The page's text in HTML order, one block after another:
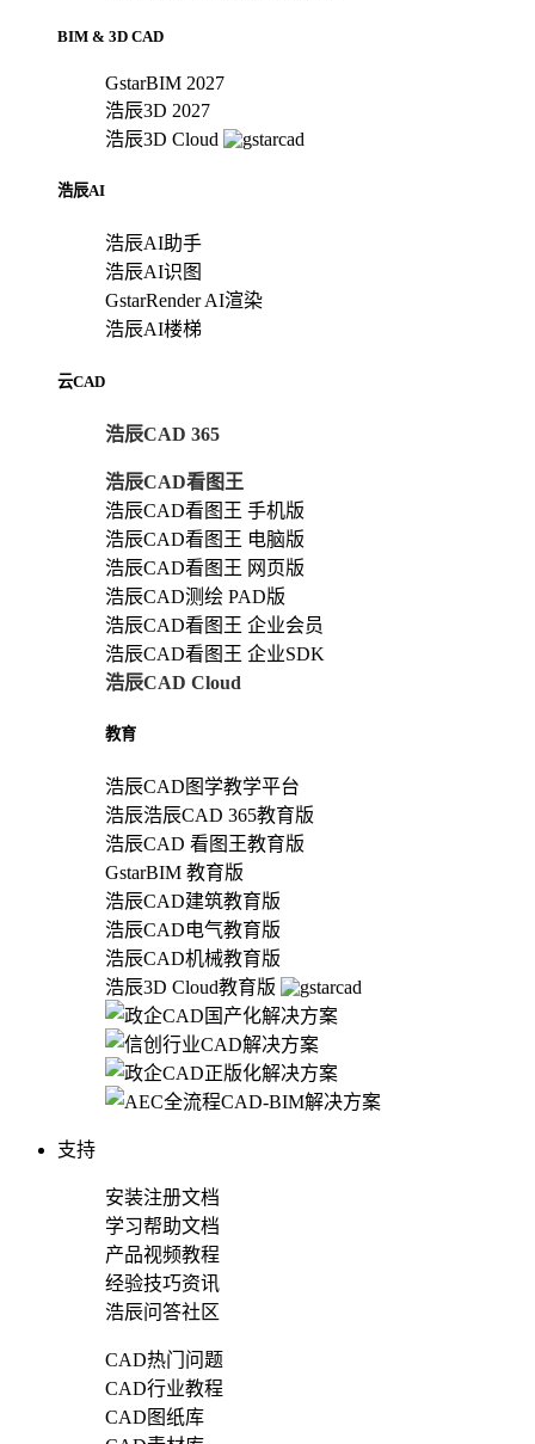
BIM & 3D CAD
GstarBIM 2027
浩辰3D 2027
浩辰3D Cloud
浩辰AI
浩辰AI助手
浩辰AI识图
GstarRender AI渲染
浩辰AI楼梯
云CAD
浩辰CAD 365
浩辰CAD看图王
浩辰CAD看图王 手机版
浩辰CAD看图王 电脑版
浩辰CAD看图王 网页版
浩辰CAD测绘 PAD版
浩辰CAD看图王 企业会员
浩辰CAD看图王 企业SDK
浩辰CAD Cloud
教育
浩辰CAD图学教学平台
浩辰浩辰CAD 365教育版
浩辰CAD 看图王教育版
GstarBIM 教育版
浩辰CAD建筑教育版
浩辰CAD电气教育版
浩辰CAD机械教育版
浩辰3D Cloud教育版
支持
安装注册文档
学习帮助文档
产品视频教程
经验技巧资讯
浩辰问答社区
CAD热门问题
CAD行业教程
CAD图纸库